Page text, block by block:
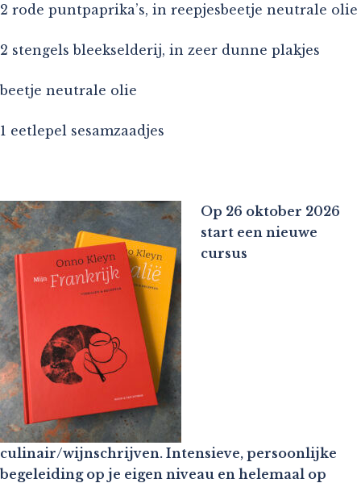
2 rode puntpaprika’s, in reepjesbeetje neutrale olie
2 stengels bleekselderij, in zeer dunne plakjes
beetje neutrale olie
1 eetlepel sesamzaadjes
Op 26 oktober 2026
start een nieuwe
cursus
culinair/wijnschrijven. Intensieve, persoonlijke
begeleiding op je eigen niveau en helemaal op